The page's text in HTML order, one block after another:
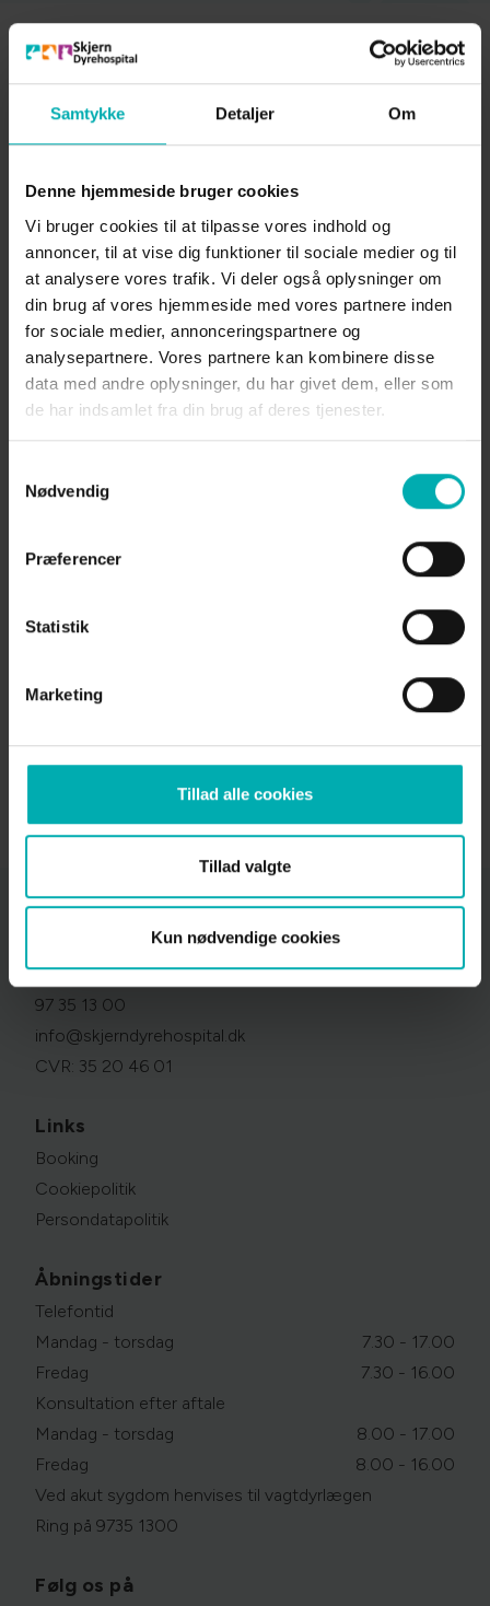
Samtykke Detaljer Om
Denne hjemmeside bruger cookies
Vi bruger cookies til at tilpasse vores indhold og
annoncer, til at vise dig funktioner til sociale medier og til
at analysere vores trafik. Vi deler også oplysninger om
din brug af vores hjemmeside med vores partnere inden
for sociale medier, annonceringspartnere og
analysepartnere. Vores partnere kan kombinere disse
data med andre oplysninger, du har givet dem, eller som
de har indsamlet fra din brug af deres tjenester.
Nødvendig
Præferencer
Statistik
Marketing
Tillad alle cookies
Tillad valgte
Kun nødvendige cookies
Kattekampagnedage i
2024
Læs mere her
Læs mere her
Læs mere her
Skjern Dyrehospital
Bredgade 82, 6900 Skjern
97 35 13 00
info@skjerndyrehospital.dk
CVR: 35 20 46 01
Links
Booking
Cookiepolitik
Persondatapolitik
Åbningstider
Telefontid
Mandag - torsdag
7.30 - 17.00
Fredag
7.30 - 16.00
Konsultation efter aftale
Mandag - torsdag
8.00 - 17.00
Fredag
8.00 - 16.00
Ved akut sygdom henvises til vagtdyrlægen
Ring på 9735 1300
Følg os på